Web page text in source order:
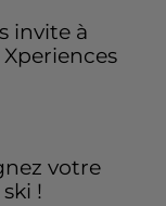
invite à
votre
!